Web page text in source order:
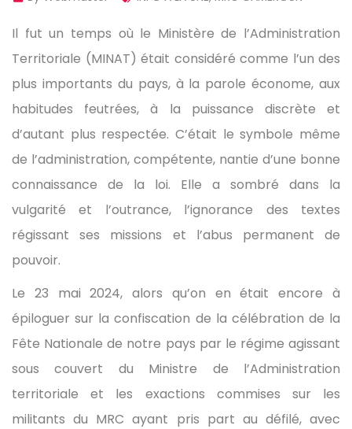
Il fut un temps où le Ministère de l’Administration
Territoriale (MINAT) était considéré comme l’un des
plus importants du pays, à la parole économe, aux
habitudes feutrées, à la puissance discrète et
d’autant plus respectée. C’était le symbole même
de l’administration, compétente, nantie d’une bonne
connaissance de la loi. Elle a sombré dans la
vulgarité et l’outrance, l’ignorance des textes
régissant ses missions et l’abus permanent de
pouvoir.
Le 23 mai 2024, alors qu’on en était encore à
épiloguer sur la confiscation de la célébration de la
Fête Nationale de notre pays par le régime agissant
sous couvert du Ministre de l’Administration
territoriale et les exactions commises sur les
militants du MRC ayant pris part au défilé, avec